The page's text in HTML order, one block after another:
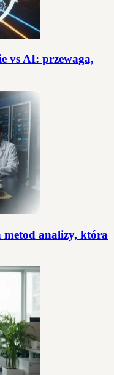
vs AI: przewaga,
metod analizy, która